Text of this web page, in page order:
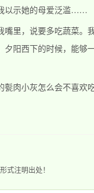
以示她的母爱泛滥……
说要多吃蔬菜。我
阳西下的时候，能够
小灰怎么会不喜欢吃
式注明出处！